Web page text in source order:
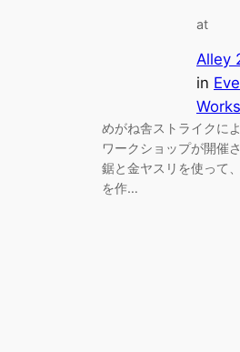
at
Alley
in
めがね舎ストライクに
ワークショップが開催
鋸と金ヤスリを使って
を作…